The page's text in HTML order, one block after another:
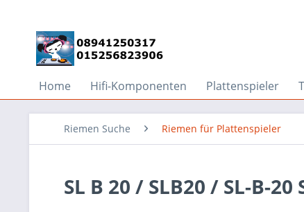
Home Hifi-Komponenten Plattenspieler
Riemen Suche Riemen für Plattenspieler
SL B 20 / SLB20 / SL-B-